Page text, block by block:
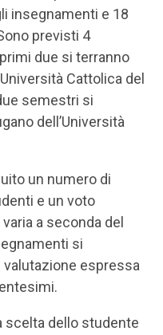
insegnamenti e 18
previsti 4
due si terranno
Cattolica del
semestri si
dell’Università
un numero di
e un voto
a seconda del
si
espressa
scelta dello studente